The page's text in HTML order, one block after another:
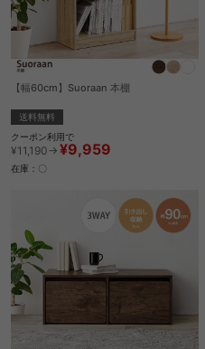
【幅60cm】Suoraan 本棚
送料無料
クーポン利用で
¥11,190→ ¥9,959
在庫：〇